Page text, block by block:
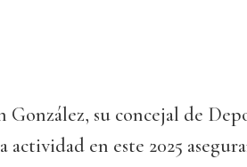
González, su concejal de
actividad en este 2025